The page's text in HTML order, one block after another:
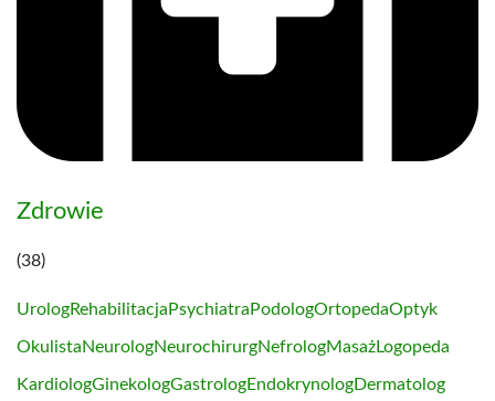
Zdrowie
(38)
UrologRehabilitacja Psychiatra PodologOrtopedaOptyk
OkulistaNeurologNeurochirurgNefrologMasażLogopeda
KardiologGinekologGastrologEndokrynologDermatolog